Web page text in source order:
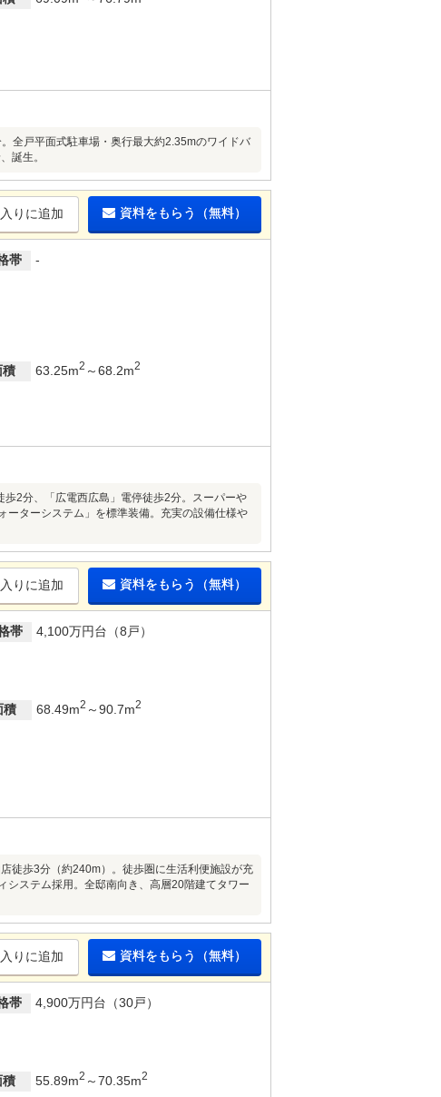
全戸平面式駐車場・奥行最大約2.35mのワイドバ
誕生。
りに追加 資料をもらう（無料）
帯
-
積 63.25m2 ～68.2m2
2分、「広電西広島」電停徒歩2分。スーパーや
ーターシステム」を標準装備。充実の設備仕様や
りに追加 資料をもらう（無料）
帯
4,100万円台（8戸）
積 68.49m2 ～90.7m2
徒歩3分（約240m）。徒歩圏に生活利便施設が充
システム採用。全邸南向き、高層20階建てタワー
りに追加 資料をもらう（無料）
帯
4,900万円台（30戸）
積 55.89m2 ～70.35m2